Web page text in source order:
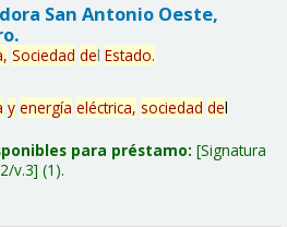
San Antonio Oeste,
Sociedad del Estado.
y energía eléctrica, sociedad del
para préstamo: Signatura
v.3 (1).